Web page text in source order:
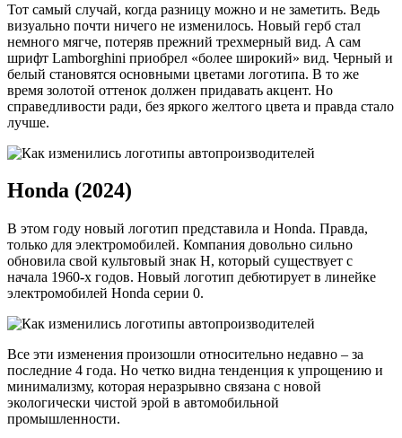
Тот самый случай, когда разницу можно и не заметить. Ведь
визуально почти ничего не изменилось. Новый герб стал
немного мягче, потеряв прежний трехмерный вид. А сам
шрифт Lamborghini приобрел «более широкий» вид. Черный и
белый становятся основными цветами логотипа. В то же
время золотой оттенок должен придавать акцент. Но
справедливости ради, без яркого желтого цвета и правда стало
лучше.
Honda (2024)
В этом году новый логотип представила и Honda. Правда,
только для электромобилей. Компания довольно сильно
обновила свой культовый знак H, который существует с
начала 1960-х годов. Новый логотип дебютирует в линейке
электромобилей Honda серии 0.
Все эти изменения произошли относительно недавно – за
последние 4 года. Но четко видна тенденция к упрощению и
минимализму, которая неразрывно связана с новой
экологически чистой эрой в автомобильной
промышленности.